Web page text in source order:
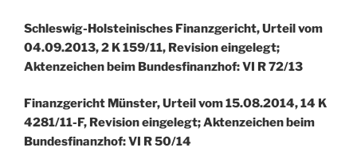
Schleswig-Holsteinisches Finanzgericht, Urteil vom
04.09.2013, 2 K 159/11, Revision eingelegt;
Aktenzeichen beim Bundesfinanzhof: VI R 72/13
Finanzgericht Münster, Urteil vom 15.08.2014, 14 K
4281/11-F, Revision eingelegt; Aktenzeichen beim
Bundesfinanzhof: VI R 50/14